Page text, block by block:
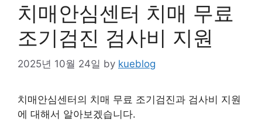
치매안심센터 치매 무료
조기검진 검사비 지원
2025년 10월 24일 by kueblog
치매안심센터의 치매 무료 조기검진과 검사비 지원
에 대해서 알아보겠습니다.